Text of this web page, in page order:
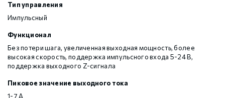
Тип управления
Импульсный
Функционал
Без потери шага, увеличенная выходная мощность, более
высокая скорость, поддержка импульсного входа 5-24 В,
поддержка выходного Z-сигнала
Пиковое значение выходного тока
1-7 А